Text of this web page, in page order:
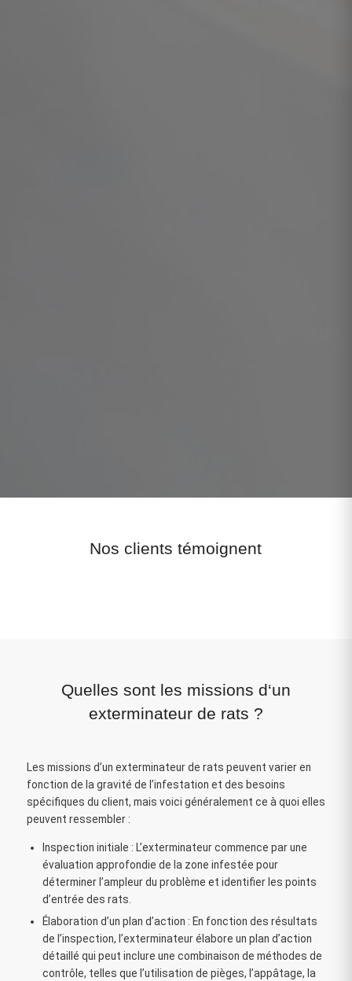
Nos clients témoignent
Quelles sont les missions d‘un
exterminateur de rats ?
Les missions d’un exterminateur de rats peuvent varier en
fonction de la gravité de l’infestation et des besoins
spécifiques du client, mais voici généralement ce à quoi elles
peuvent ressembler :
Inspection initiale : L’exterminateur commence par une
évaluation approfondie de la zone infestée pour
déterminer l’ampleur du problème et identifier les points
d’entrée des rats.
Élaboration d’un plan d’action : En fonction des résultats
de l’inspection, l’exterminateur élabore un plan d’action
détaillé qui peut inclure une combinaison de méthodes de
contrôle, telles que l’utilisation de pièges, l’appâtage, la